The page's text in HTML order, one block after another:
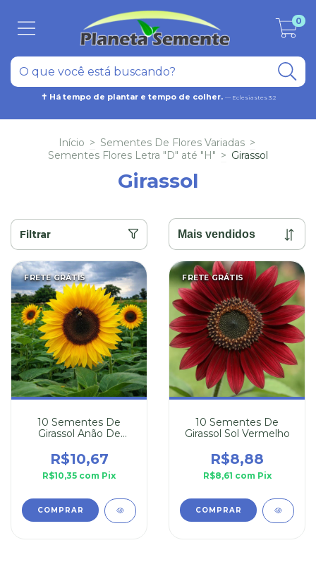
✝ Há tempo de plantar e tempo de colher. — Eclesiastes 3:2
0
Início > Sementes De Flores Variadas >
Sementes Flores Letra "D" até "H" > Girassol
Girassol
Filtrar
FRETE GRÁTIS
10 Sementes De
Girassol Anão De
R$10,67
R$10,35 com Pix
FRETE GRÁTIS
10 Sementes De
Girassol Sol Vermelho
R$8,88
R$8,61 com Pix